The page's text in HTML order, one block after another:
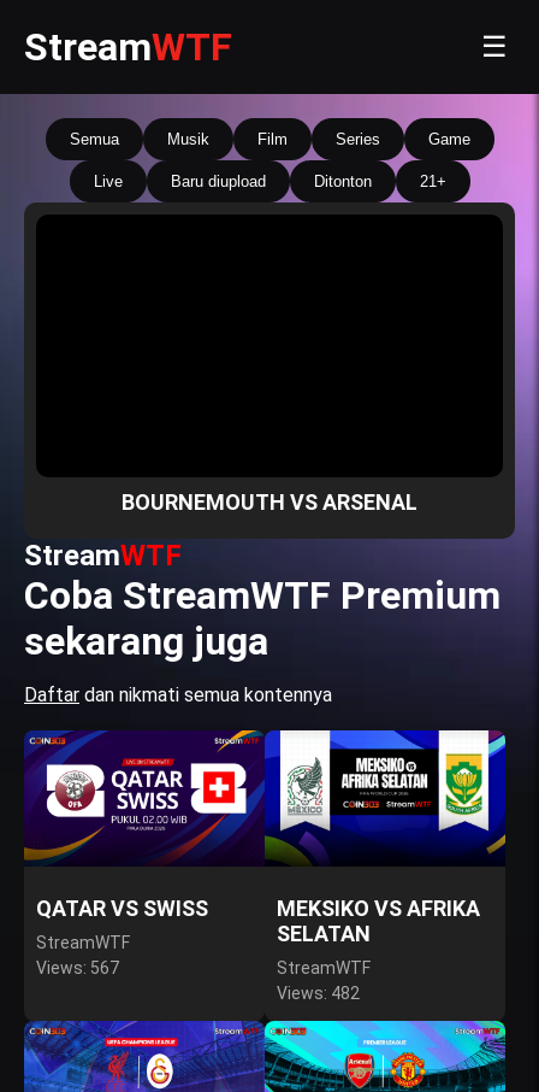
StreamWTF ☰
Semua Musik Film Series Game
Live Baru diupload Ditonton 21+
BOURNEMOUTH VS ARSENAL
StreamWTF
Coba StreamWTF Premium
sekarang juga
Daftar dan nikmati semua kontennya
QATAR VS SWISS
StreamWTF
Views: 567
MEKSIKO VS AFRIKA
SELATAN
StreamWTF
Views: 482